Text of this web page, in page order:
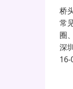
桥
常
圈
深
16-